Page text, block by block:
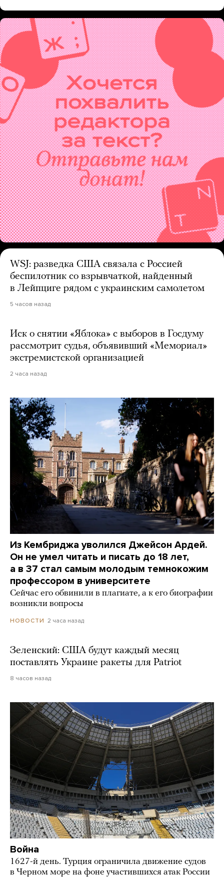
WSJ: разведка США связала с Россией
беспилотник со взрывчаткой, найденный
в Лейпциге рядом с украинским самолетом
5 часов назад
Иск о снятии «Яблока» с выборов в Госдуму
рассмотрит судья, объявивший «Мемориал»
экстремистской организацией
2 часа назад
Из Кембриджа уволился Джейсон Ардей.
Он не умел читать и писать до 18 лет,
а в 37 стал самым молодым темнокожим
профессором в университете
Сейчас его обвинили в плагиате, а к его биографии
возникли вопросы
НОВОСТИ 2 часа назад
Зеленский: США будут каждый месяц
поставлять Украине ракеты для Patriot
8 часов назад
Война
1627-й день. Турция ограничила движение судов
в Черном море на фоне участившихся атак России